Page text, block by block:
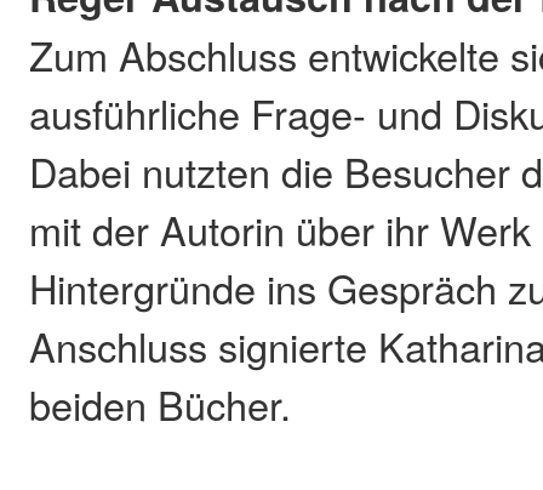
Zum Abschluss entwickelte
ausführliche Frage- und
Dabei nutzten die Besucher
mit der Autorin über ihr
Hintergründe ins Gespräch
Anschluss signierte
beiden Bücher.